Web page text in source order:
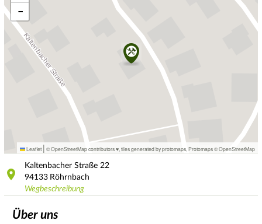
−
Leaflet | © OpenStreetMap contributors ♥, tiles generated by protomaps Protomaps©OpenStreetMap
Kaltenbacher Straße 22
94133 Röhrnbach
Wegbeschreibung
Über uns